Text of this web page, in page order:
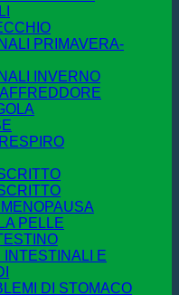
PRIMAVERA-
INVERNO
RESPIRO
PELLE
INTESTINALI E
DI STOMACO